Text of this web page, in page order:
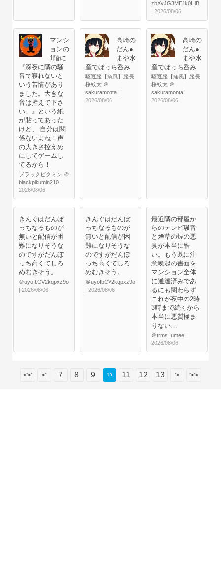
zbXvJG3ME1k0HiB
| 2026/08/06
マンシ
ョンの
1階に
『深夜に隣の騒
音で寝れないと
いう苦情があり
ました。大きな
音は控えて下さ
い。』という紙
が貼ってあった
けど、 自分は関
係ないよね！声
の大きさ控えめ
にしてゲームし
てるから！
ブラックピクミン ＠
blackpikumin210 |
2026/08/06
高崎の
だん●
まや水
産でぼっち呑み
駆逐艦【痛風】艦長
桜紋太 ＠
sakuramonta|
2026/08/06
高崎の
だん●
まや水
産でぼっち呑み
駆逐艦【痛風】艦長
桜紋太 ＠
sakuramonta |
2026/08/06
きんぐはだんぼ
っちなるものが
無いと配信が困
難になりそうな
のですがだんぼ
っち高くてしろ
めむきそう。
＠uyoIbCV2kqpxz9o
| 2026/08/06
きんぐはだんぼ
っちなるものが
無いと配信が困
難になりそうな
のですがだんぼ
っち高くてしろ
めむきそう。
＠uyoIbCV2kqpxz9o
| 2026/08/06
最近隣の部屋か
らのテレビ騒音
と煙草の煙の悪
臭が本当に酷
い。もう既に注
意喚起の書面を
マンション全体
に通達済みであ
るにも関わらず
これが夜中の2時
3時まで続くから
本当に悪質極ま
りない…
＠trms_umee |
2026/08/06
<< < 7 8 9 10 11 12 13 > >>